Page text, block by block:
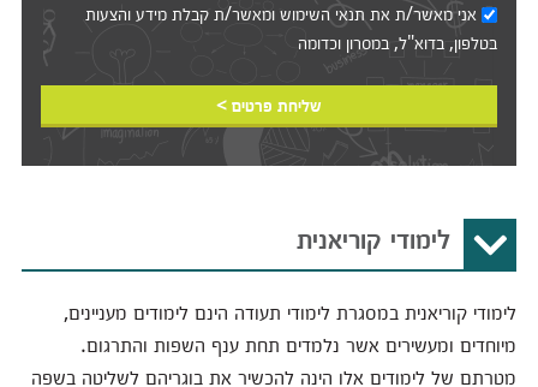
אני מאשר/ת אתתנאי השימושומאשר/ת קבלת מידע והצעות
בטלפון, בדוא"ל, במסרון וכדומה‎‎
שליחת פרטים >
לימודי קוריאנית
לימודי קוריאנית במסגרת לימודי תעודה הינם לימודים מעניינים,
מיוחדים ומעשירים אשר נלמדים תחת ענף השפות והתרגום.
מטרתם של לימודים אלו הינה להכשיר את בוגריהם לשליטה בשפה